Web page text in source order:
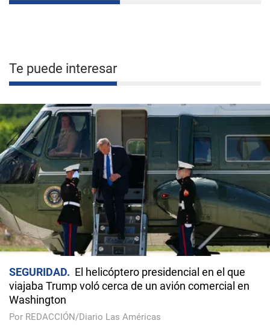
Te puede interesar
SEGURIDAD
El helicóptero presidencial en el que
viajaba Trump voló cerca de un avión comercial en
Washington
Por REDACCIÓN/Diario Las Américas